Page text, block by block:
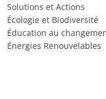
Solutions et Actions
Écologie et Biodiversité
Éducation au
Énergies Renouvelables